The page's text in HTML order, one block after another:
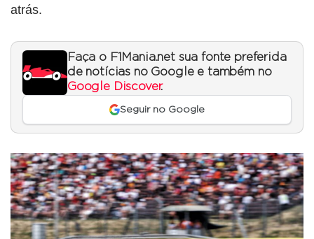
atrás.
Faça o F1Mania.net sua fonte preferida
de notícias no Google e também no
Google Discover.
Seguir no Google